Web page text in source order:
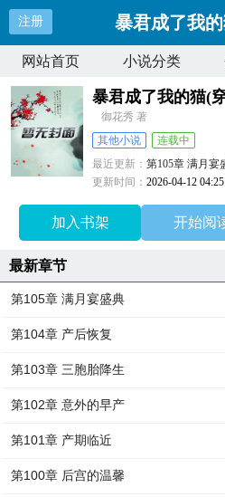
注册 暴君成了我
网站首页 小说分类
暴君成了我的猫(
御花秀 著
其他小说
连载中
最近更新：第105章 满月宴
更新时间：2026-04-12
加入书架 开始阅
最新章节
第105章 满月宴盛典
第104章 产后恢复
第103章 三胞胎降生
第102章 意外的早产
第101章 产期临近
第100章 后宫的温馨